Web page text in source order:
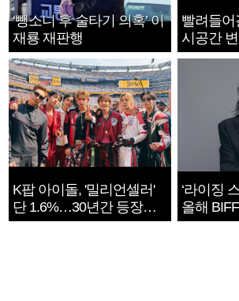
‘뺑소니 후 술타기 의혹’ 이
재룡 재판행
빨려들어
시공간
지는 ‘전
K팝 아이돌, '밀리언셀러'
단 1.6%…30년간 등장
1182개팀 전수조사
‘라이징
올해
확정